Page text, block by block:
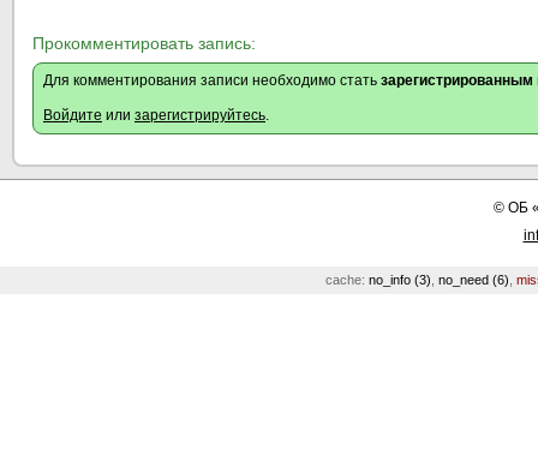
Прокомментировать запись:
Для комментирования записи необходимо стать
Войдите или зарегистрируйтесь.
©ОБ
cache: no_info (3) no_need (6)